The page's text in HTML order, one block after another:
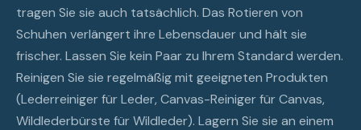
tragen Sie sie auch tatsächlich. Das Rotieren von
Schuhen verlängert ihre Lebensdauer und hält sie
frischer. Lassen Sie kein Paar zu Ihrem Standard werden.
Reinigen Sie sie regelmäßig mit geeigneten Produkten
(Lederreiniger für Leder, Canvas-Reiniger für Canvas,
Wildlederbürste für Wildleder). Lagern Sie sie an einem